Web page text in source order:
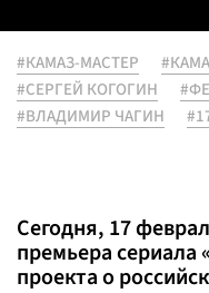
#КАМАЗ-МАСТЕР
#СЕРГЕЙ КОГОГИН
#ВЛАДИМИР ЧАГИН
Сегодня, 17
премьера
проекта о